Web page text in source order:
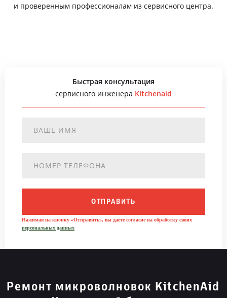
и проверенным профессионалам из сервисного центра.
Быстрая консультация
сервисного инженера Kitchenaid
ОТПРАВИТЬ
Нажимая на кнопку «Отправить», вы даете согласие на обработку своих
персональных данных
Ремонт микроволновок KitchenAid